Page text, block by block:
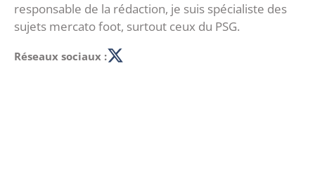
responsable de la rédaction, je suis spécialiste des
sujets mercato foot, surtout ceux du PSG.
Réseaux sociaux :